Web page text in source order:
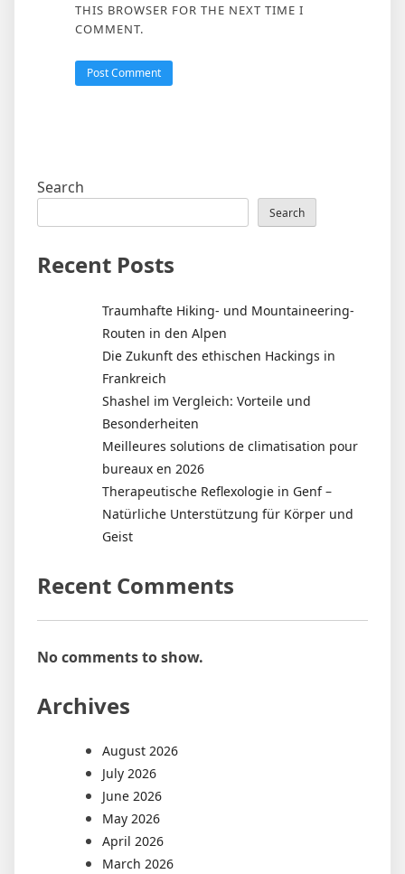
THIS BROWSER FOR THE NEXT TIME I
COMMENT.
Search
Search
Recent Posts
Traumhafte Hiking- und Mountaineering-
Routen in den Alpen
Die Zukunft des ethischen Hackings in
Frankreich
Shashel im Vergleich: Vorteile und
Besonderheiten
Meilleures solutions de climatisation pour
bureaux en 2026
Therapeutische Reflexologie in Genf –
Natürliche Unterstützung für Körper und
Geist
Recent Comments
No comments to show.
Archives
August 2026
July 2026
June 2026
May 2026
April 2026
March 2026